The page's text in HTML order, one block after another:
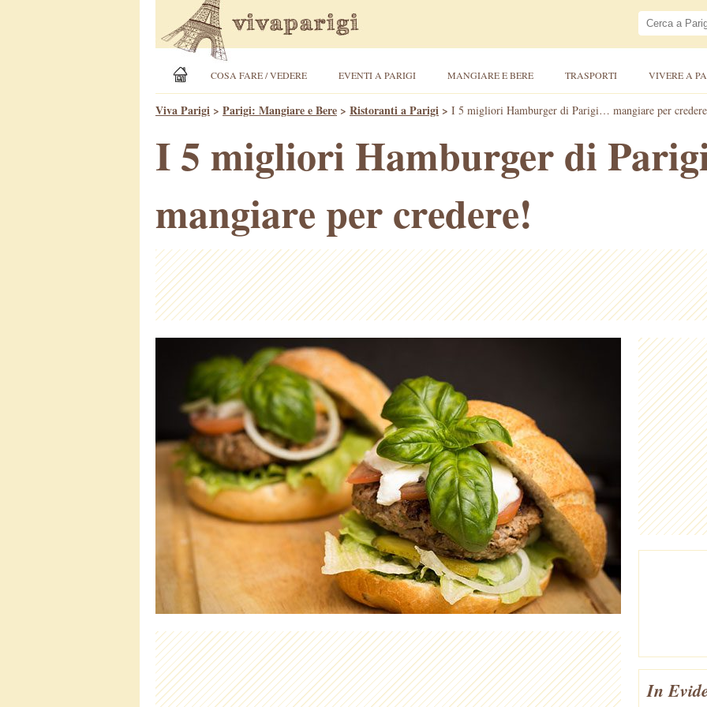
COSA FARE / VEDERE EVENTI A PARIGI MANGIARE E BERE TRASPORTI VIVERE A
Viva Parigi > Parigi: Mangiare e Bere > Ristoranti a Parigi > I 5 migliori Hamburger di Parigi… mangiare per
I 5 migliori Hamburger di
mangiare per credere!
In